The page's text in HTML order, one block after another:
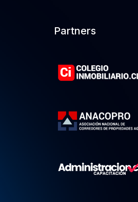
Partners